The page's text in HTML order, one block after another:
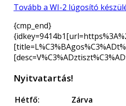
Tovább a WI-2 lúgosító
{cmp_end}
Nyitvatartás!
Hétfő:
Zárva